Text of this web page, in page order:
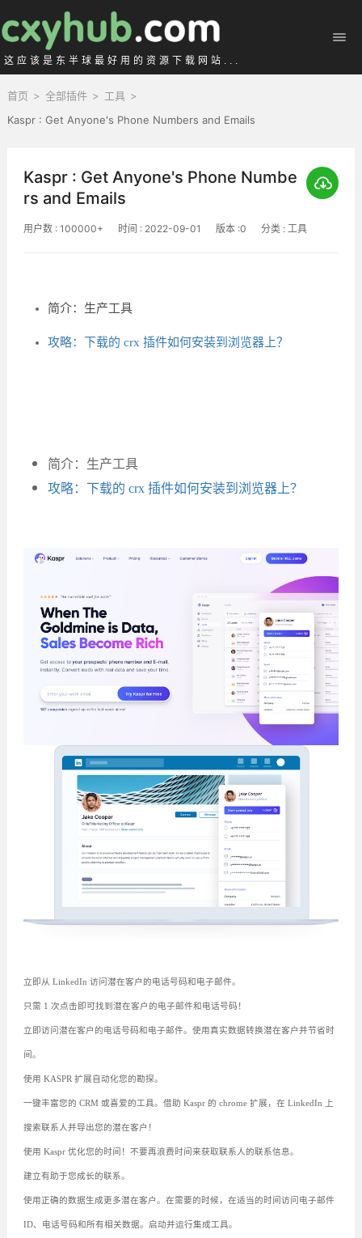
这应该是东半球最好用的资源下载网站...
首页 > 全部插件 > 工具 >
Kaspr : Get Anyone's Phone Numbers and Emails
Kaspr : Get Anyone's Phone Numbe
rs and Emails
用户数 : 100000+ 时间 : 2022-09-01 版本 :0 分类 : 工具
简介：生产工具
攻略：下载的 crx 插件如何安装到浏览器上？
简介：生产工具
攻略：下载的 crx 插件如何安装到浏览器上？
立即从 LinkedIn 访问潜在客户的电话号码和电子邮件。
只需 1 次点击即可找到潜在客户的电子邮件和电话号码！
立即访问潜在客户的电话号码和电子邮件。使用真实数据转换潜在客户并节省时
间。
使用 KASPR 扩展自动化您的勘探。
一键丰富您的 CRM 或喜爱的工具。借助 Kaspr 的 chrome 扩展，在 LinkedIn 上
搜索联系人并导出您的潜在客户！
使用 Kaspr 优化您的时间！不要再浪费时间来获取联系人的联系信息。
建立有助于您成长的联系。
使用正确的数据生成更多潜在客户。在需要的时候，在适当的时间访问电子邮件
ID、电话号码和所有相关数据。启动并运行集成工具。